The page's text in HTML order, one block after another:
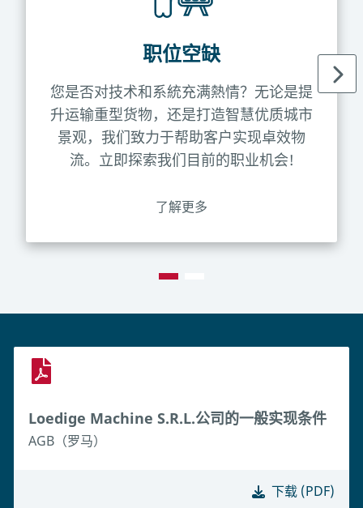
职位空缺
您是否对技术和系統充满熱情？无论是提
升运输重型货物，还是打造智慧优质城市
景观，我们致力于帮助客户实现卓效物
流。立即探索我们目前的职业机会!
了解更多
Loedige Machine S.R.L.公司的一般实现条件
AGB（罗马）
下载 (PDF)